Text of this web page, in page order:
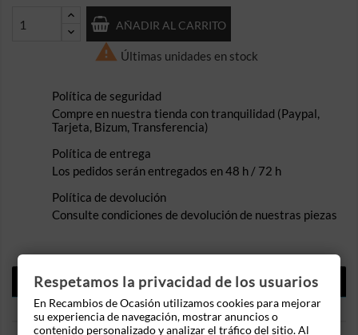
AÑADIR AL CARRITO
 Últimas unidades en stock
Política de seguridad
Compre en nuestra tienda con tranquilidad (Paypal,
Tarjeta, Bizum, Transferencia)
Política de entrega
Los pedidos serán entregados en 48 h / 72 h
Política de devolución
Consulte condiciones de devolución de nuestras piezas
DESCRIPCIÓN
DETALLES DEL PRODUCTO
Respetamos la privacidad de los usuarios
En Recambios de Ocasión utilizamos cookies para mejorar
su experiencia de navegación, mostrar anuncios o
contenido personalizado y analizar el tráfico del sitio. Al